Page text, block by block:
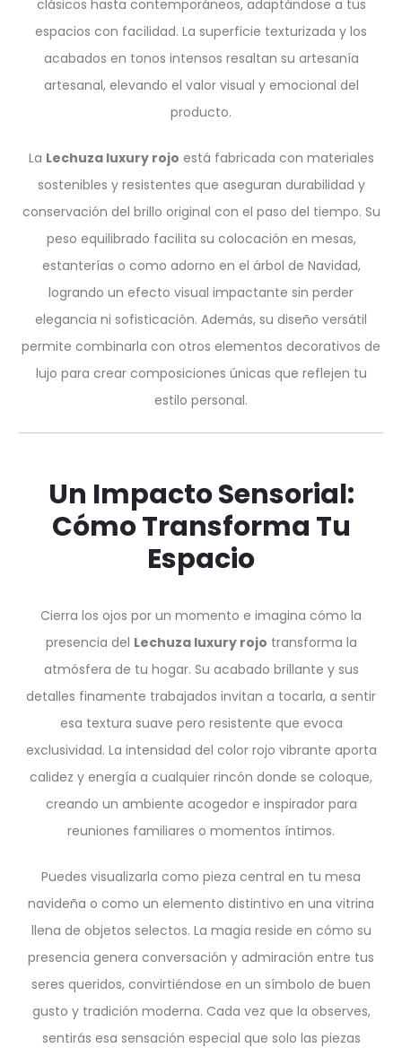
clásicos hasta contemporáneos, adaptándose a tus
espacios con facilidad. La superficie texturizada y los
acabados en tonos intensos resaltan su artesanía
artesanal, elevando el valor visual y emocional del
producto.
La Lechuza luxury rojo está fabricada con materiales
sostenibles y resistentes que aseguran durabilidad y
conservación del brillo original con el paso del tiempo. Su
peso equilibrado facilita su colocación en mesas,
estanterías o como adorno en el árbol de Navidad,
logrando un efecto visual impactante sin perder
elegancia ni sofisticación. Además, su diseño versátil
permite combinarla con otros elementos decorativos de
lujo para crear composiciones únicas que reflejen tu
estilo personal.
Un Impacto Sensorial:
Cómo Transforma Tu
Espacio
Cierra los ojos por un momento e imagina cómo la
presencia del Lechuza luxury rojo transforma la
atmósfera de tu hogar. Su acabado brillante y sus
detalles finamente trabajados invitan a tocarla, a sentir
esa textura suave pero resistente que evoca
exclusividad. La intensidad del color rojo vibrante aporta
calidez y energía a cualquier rincón donde se coloque,
creando un ambiente acogedor e inspirador para
reuniones familiares o momentos íntimos.
Puedes visualizarla como pieza central en tu mesa
navideña o como un elemento distintivo en una vitrina
llena de objetos selectos. La magia reside en cómo su
presencia genera conversación y admiración entre tus
seres queridos, convirtiéndose en un símbolo de buen
gusto y tradición moderna. Cada vez que la observes,
sentirás esa sensación especial que solo las piezas